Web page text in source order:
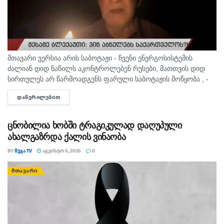
მთავარი ვერსია არის საბოტაჟი - ჩვენი ენერგოსისტემის
ძალიან დიდ ნაწილს აკონტროლებენ რუსები, მათთვის დიდ
სირთულეს არ წარმოადგენს ფარული საბოტაჟის მოწყობა , -
ამის შესახებ ანალიტიკოსმა გია ხუხაშვილმა „პალიტრანიუსის“
გადაცემაში „360...
ᲓᲐᲬᲕᲠᲘᲚᲔᲑᲘᲗ
ცნობილია ხობში ტრაგიკულად დაღუპული
ახალგაზრდა ქალის ვინაობა
BYᲛᲔᲒᲐ TV ᲐᲒᲕᲘᲡᲢᲝ 6, 2026 0
ᲛᲗᲐᲕᲐᲠᲘ